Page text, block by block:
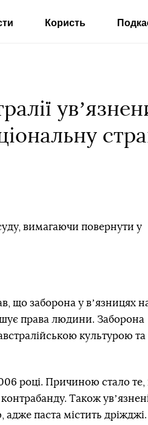
Користь
вимагаючи повернути у
що заборона у вʼязницях
права людини. Заборона
культурою та
році. Причиною стало
Також
адже паста містить дріжджі.